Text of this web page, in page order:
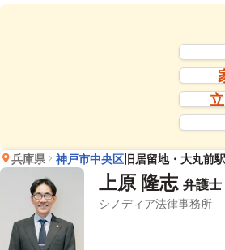
兵庫県 神戸市中央区旧居留地・大丸前駅
上原 隆志 弁護士
シノディア法律事務所